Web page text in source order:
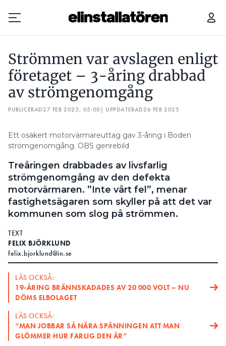
Prenumerera
Hantera prenumeration
Annonsera
Läs E-tidningen
Om tidningen
Kontakt
Search for:
SEARCH
Strömmen var avslagen enligt
företaget – 3-åring drabbad
av strömgenomgång
PUBLICERAD27 FEB 2025, 05:00 | UPPDATERAD26 FEB 2025
Ett osäkert motorvärmareuttag gav 3-åring i Boden
strömgenomgång. OBS genrebild
Treåringen drabbades av livsfarlig
strömgenomgång av den defekta
motorvärmaren. ”Inte vårt fel”, menar
fastighetsägaren som skyller på att det var
kommunen som slog på strömmen.
TEXT
FELIX BJÖRKLUND
felix.bjorklund@in.se
LÄS OCKSÅ:
19-ÅRING BRÄNNSKADADES AV 20 000 VOLT – NU
DÖMS ELBOLAGET
LÄS OCKSÅ:
“MAN JOBBAR SÅ NÄRA SPÄNNINGEN ATT MAN
GLÖMMER HUR FARLIG DEN ÄR”